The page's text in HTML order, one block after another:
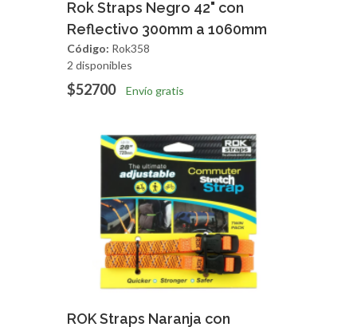
Agregar Vista Rapida
Rok Straps Negro 42" con
Reflectivo 300mm a 1060mm
Código: Rok358
2 disponibles
$52700 Envío gratis
Agregar Vista Rapida
ROK Straps Naranja con